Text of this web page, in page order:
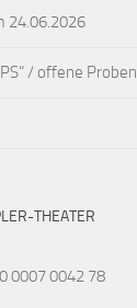
24.06.2026
/ offene Proben
THEATER
0007 0042 78